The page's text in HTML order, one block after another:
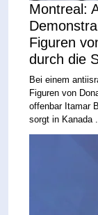
Montreal:
Figuren
durch die
Bei einem
Figuren von
offenbar Itamar
sorgt in Kanada ...